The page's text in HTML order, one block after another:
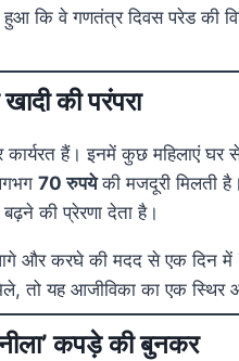
कि वे गणतंत्र दिवस परेड की
की परंपरा
हैं। इनमें कुछ महिलाएं घर
70 रुपयेकी मजदूरी मिलती
की प्रेरणा देता है।
और करघे की मदद से एक दिन
तो यह आजीविका का एक
कपड़े की बुनकर